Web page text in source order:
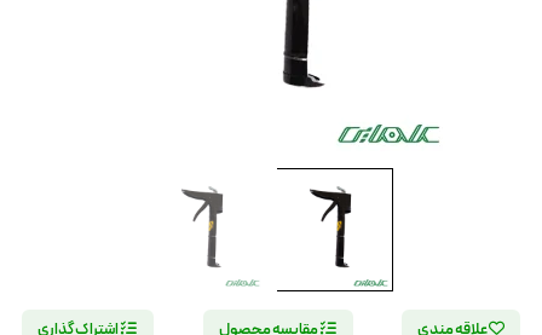
علاقه مندی مقایسه محصول اشتراک گذاری